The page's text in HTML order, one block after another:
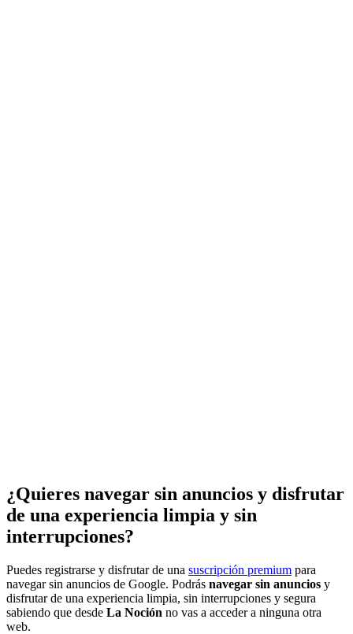
¿Quieres navegar sin anuncios y disfrutar
de una experiencia limpia y sin
interrupciones?
Puedes registrarse y disfrutar de una suscripción premium para
navegar sin anuncios de Google. Podrás navegar sin anuncios y
disfrutar de una experiencia limpia, sin interrupciones y segura
sabiendo que desde La Noción no vas a acceder a ninguna otra
web.